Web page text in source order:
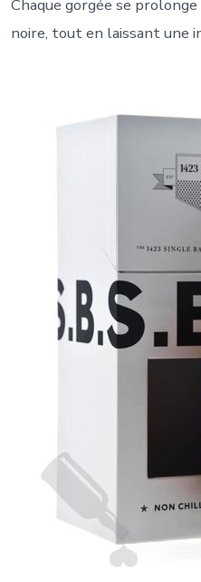
Chaque gorgée se
noire, tout en laissant une